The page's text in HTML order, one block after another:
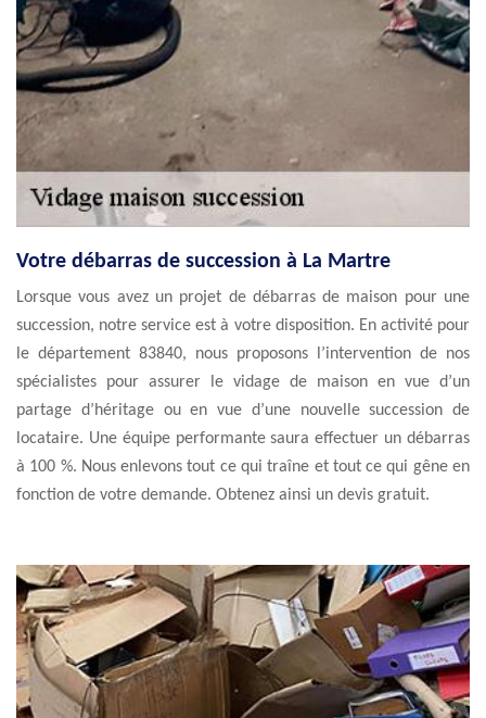
Votre débarras de succession à La Martre
Lorsque vous avez un projet de débarras de maison pour une
succession, notre service est à votre disposition. En activité pour
le département 83840, nous proposons l’intervention de nos
spécialistes pour assurer le vidage de maison en vue d’un
partage d’héritage ou en vue d’une nouvelle succession de
locataire. Une équipe performante saura effectuer un débarras
à 100 %. Nous enlevons tout ce qui traîne et tout ce qui gêne en
fonction de votre demande. Obtenez ainsi un devis gratuit.